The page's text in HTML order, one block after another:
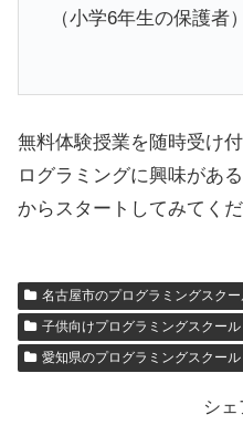
（小学6年生の保護者）
無料体験授業を随時受け
ログラミングに興味があ
からスタートしてみてくだ
名古屋市のプログラミングスクー
子供向けプログラミングスクール
愛知県のプログラミングスクール
シェ